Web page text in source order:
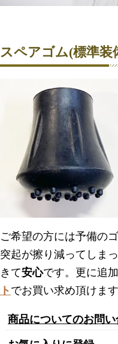
スペアゴム(標準装
ご希望の方には予備の
突起が擦り減ってしま
きて安心です。更に追
ト でお買い求め頂けます
商品についてのお問